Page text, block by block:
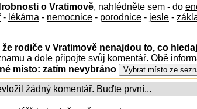
o Vratimově, nahlédněte sem - do
- lékárna - nemocnice - porodnice - jesle -
rodiče v Vratimově nenajdou to, co
a dole připojte svůj komentář. Obě
místo: zatím nevybráno
žádný komentář. Buďte první...